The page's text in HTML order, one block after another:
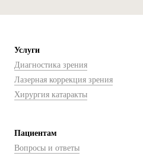
Услуги
Диагностика зрения
Лазерная коррекция зрения
Хирургия катаракты
Пациентам
Вопросы и ответы